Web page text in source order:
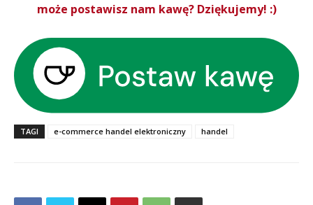
może postawisz nam kawę? Dziękujemy! :)
TAGI e-commerce handel elektroniczny handel